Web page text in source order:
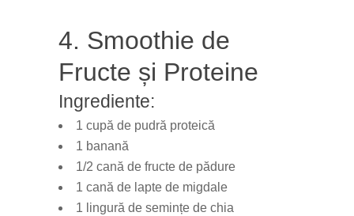
4. Smoothie de
Fructe și Proteine
Ingrediente:
1 cupă de pudră proteică
1 banană
1/2 cană de fructe de pădure
1 cană de lapte de migdale
1 lingură de semințe de chia